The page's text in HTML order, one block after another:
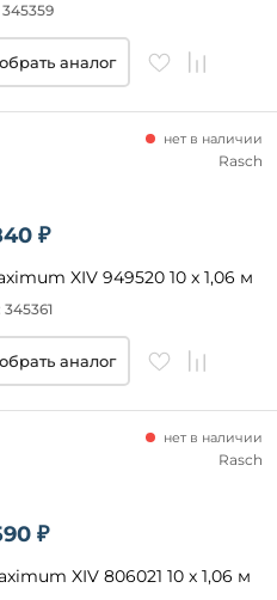
аналог
₽
XIV 949520 10 x 1,06 м
нет в наличии
Rasch
аналог
₽
XIV 806021 10 x 1,06 м
нет в наличии
Rasch